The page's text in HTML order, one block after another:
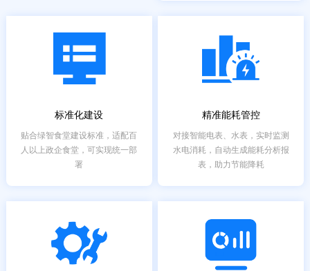
标准化建设
贴合绿智食堂建设标准，适配百
人以上政企食堂，可实现统一部
署
精准能耗管控
对接智能电表、水表，实时监测
水电消耗，自动生成能耗分析报
表，助力节能降耗